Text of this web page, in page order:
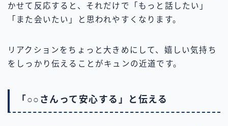
かせて反応すると、それだけで「もっと話したい」
「また会いたい」と思われやすくなります。
リアクションをちょっと大きめにして、嬉しい気持ち
をしっかり伝えることがキュンの近道です。
「○○さんって安心する」と伝える